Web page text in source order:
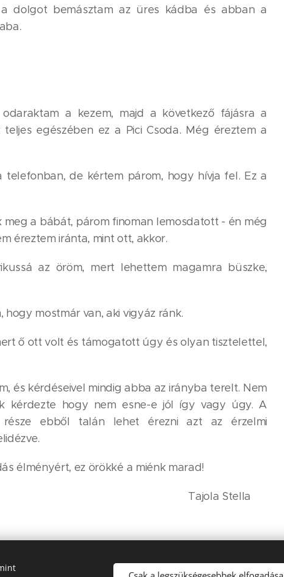
dolgot bemásztam az üres kádba és abban a
a kezem, majd a következő fájásra a
egészében ez a Pici Csoda. Még éreztem a
telefonban, de kértem párom, hogy hívja fel. Ez a
a bábát, párom finoman lemosdatott - én még
éreztem iránta, mint ott, akkor.
az öröm, mert lehettem magamra büszke,
mostmár van, aki vigyáz ránk.
ő ott volt és támogatott úgy és olyan tisztelettel,
és kérdéseivel mindig abba az irányba terelt. Nem
kérdezte hogy nem esne-e jól így vagy úgy. A
ebből talán lehet érezni azt az érzelmi
élményért, ez örökké a miénk marad!
Stella